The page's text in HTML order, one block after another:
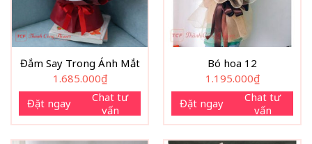
Đắm Say Trong Ánh Mắt
1.685.000₫
Đặt ngay
Chat tư
vấn
Bó hoa 12
1.195.000₫
Đặt ngay
Chat tư
vấn